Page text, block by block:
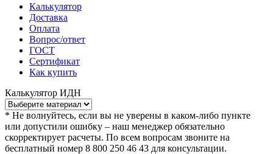
Калькулятор
Доставка
Оплата
Вопрос/ответ
ГОСТ
Сертификат
Как купить
Калькулятор ИДН
* Не волнуйтесь, если вы не уверены в каком-либо пункте
или допустили ошибку – наш менеджер обязательно
скорректирует расчеты. По всем вопросам звоните на
бесплатный номер 8 800 250 46 43 для консультации.